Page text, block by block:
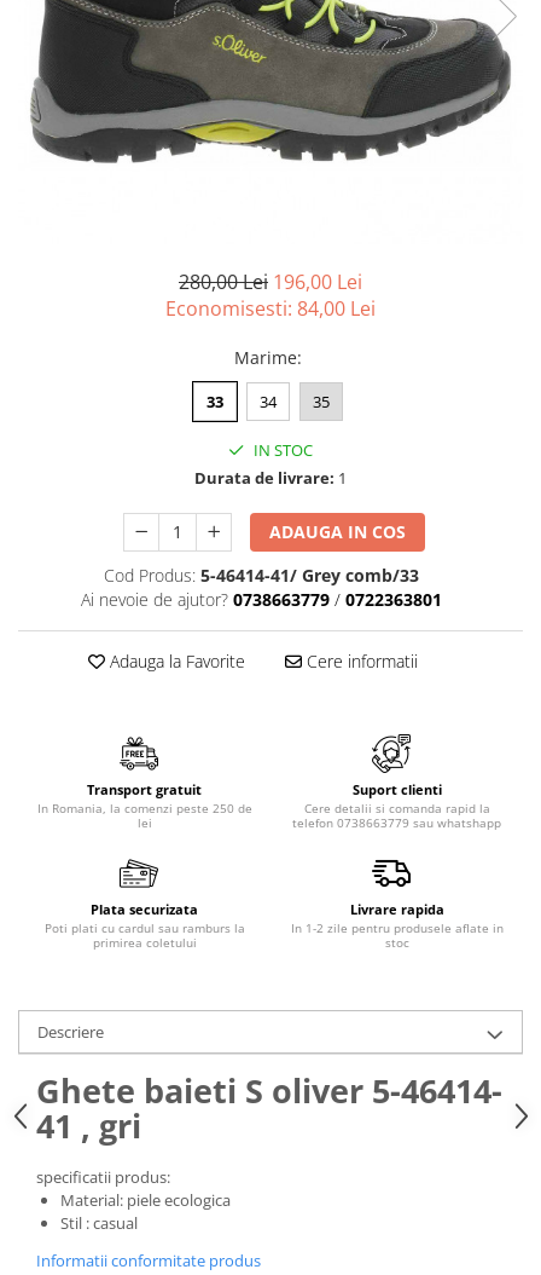
MOCASINI SI BALERINI
PANTOFI CASUAL
PANTOFI SPORT SI TENISI
PANTOFI ELEGANTI
SANDALE
SANDALE
CASUAL
DE SEARA
ELEGANT
PAPUCI, SABOTI
NIKKY BY NICOLE
TAMARIS
280,00 Lei 196,00 Lei
Economisesti: 84,00 Lei
Marime:
33 34 35
IN STOC
Durata de livrare: 1
ADAUGA IN COS
Cod Produs: 5-46414-41/ Grey comb/33
Ai nevoie de ajutor? 0738663779 / 0722363801
Adauga la Favorite Cere informatii
Transport gratuit
In Romania, la comenzi peste 250 de
lei
Suport clienti
Cere detalii si comanda rapid la
telefon 0738663779 sau whatshapp
Plata securizata
Poti plati cu cardul sau ramburs la
primirea coletului
Livrare rapida
In 1-2 zile pentru produsele aflate in
stoc
Descriere
Ghete baieti S oliver 5-46414-
41 , gri
specificatii produs:
Material: piele ecologica
Stil : casual
Informatii conformitate produs